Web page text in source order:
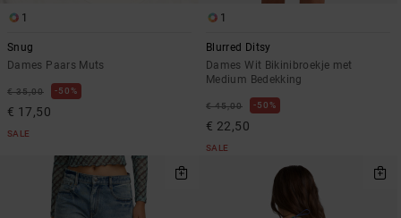
1
Snug
Dames Paars Muts
€ 35,00 50%
€ 17,50
SALE
1
Blurred Ditsy
Dames Wit Bikinibroekje met
Medium Bedekking
€ 45,00 50%
€ 22,50
SALE